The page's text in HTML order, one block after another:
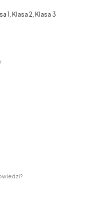
1, Klasa 2, Klasa 3